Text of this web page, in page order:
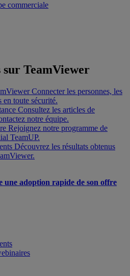
commerciale
TeamViewer
Connecter les personnes, les
en toute sécurité.
Consultez les articles de
notre équipe.
Rejoignez notre programme de
TeamUP.
Découvrez les résultats obtenus
une adoption rapide de son offre